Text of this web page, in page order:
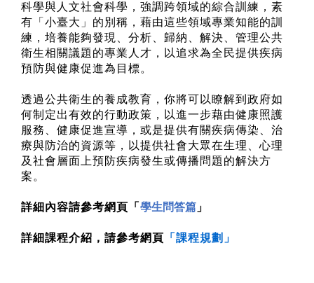
科學與人文社會科學，強調跨領域的綜合訓練，素
有「小臺大」的別稱，藉由這些領域專業知能的訓
練，培養能夠發現、分析、歸納、解決、管理公共
衛生相關議題的專業人才，以追求為全民提供疾病
預防與健康促進為目標。
透過公共衛生的養成教育，你將可以瞭解到政府如
何制定出有效的行動政策，以進一步藉由健康照護
服務、健康促進宣導，或是提供有關疾病傳染、治
療與防治的資源等，以提供社會大眾在生理、心理
及社會層面上預防疾病發生或傳播問題的解決方
案。
詳細內容請參考網頁 「 學生問答篇 」
詳細課程介紹，請參考網頁 「 課程規劃 」